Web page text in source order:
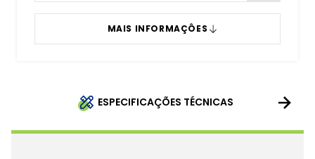
MAIS INFORMAÇÔES
ESPECIFICAÇÕES TÉCNICAS